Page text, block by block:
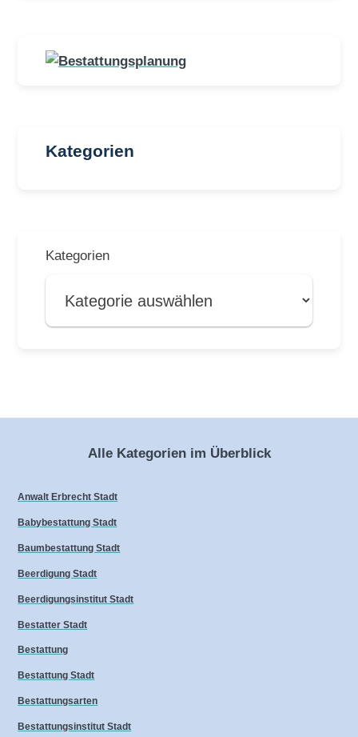
Kategorien
Kategorien
Alle Kategorien im Überblick
Anwalt Erbrecht Stadt
Babybestattung Stadt
Baumbestattung Stadt
Beerdigung Stadt
Beerdigungsinstitut Stadt
Bestatter Stadt
Bestattung
Bestattung Stadt
Bestattungsarten
Bestattungsinstitut Stadt